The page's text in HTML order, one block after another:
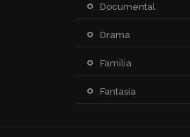
Documental
Drama
Familia
Fantasía